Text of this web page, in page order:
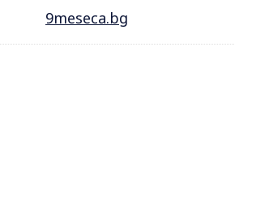
9meseca.bg